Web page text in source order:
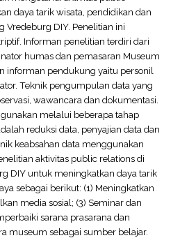
daya tarik wisata, pendidikan dan
Vredeburg DIY. Penelitian ini
Informan penelitian terdiri dari
humas dan pemasaran Museum
informan pendukung yaitu personil
Teknik pengumpulan data yang
wawancara dan dokumentasi.
melalui beberapa tahap
reduksi data, penyajian data dan
keabsahan data menggunakan
aktivitas public relations di
DIY untuk meningkatkan daya tarik
sebagai berikut: (1) Meningkatkan
media sosial; (3) Seminar dan
sarana prasarana dan
museum sebagai sumber belajar.